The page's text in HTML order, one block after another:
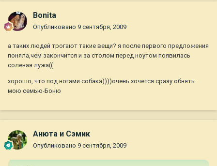
Bonita
Опубликовано 9 сентября, 2009
а таких людей трогают такие вещи? я после первого предложения
поняла,чем закончится и за столом перед ноутом появилась
соленая лужа((
хорошо, что под ногами собака))))очень хочется сразу обнять
мою семью-Боню
Анюта и Сэмик
Опубликовано 9 сентября, 2009